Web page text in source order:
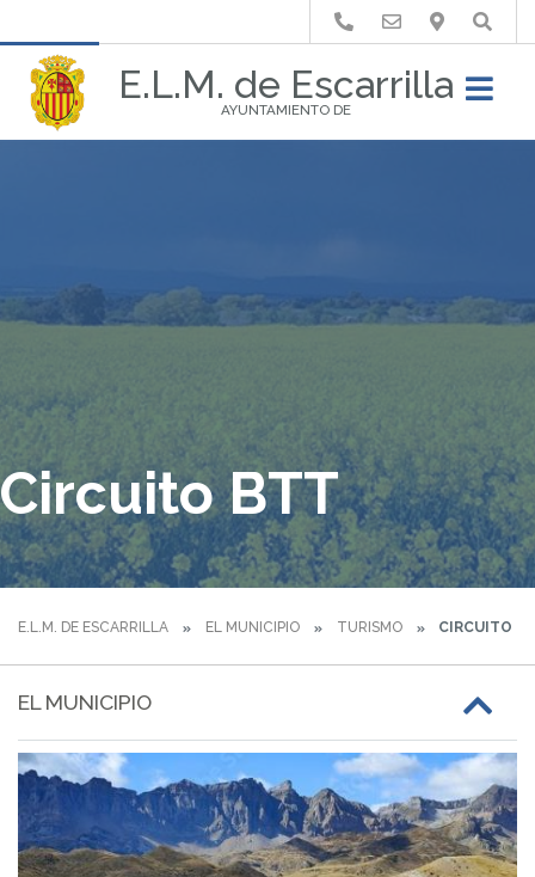
E.L.M. de Escarrilla
AYUNTAMIENTO DE
Buscar
Circuito BTT
E.L.M. DE ESCARRILLA EL MUNICIPIO TURISMO CIRCUITO
EL MUNICIPIO